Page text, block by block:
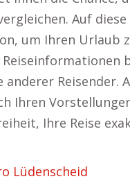
Auf
um Ihren Urlaub
Reisender.
Ihren
Ihre Reise
Lüdenscheid